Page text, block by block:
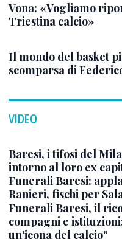
Vona: «Vogliamo
Triestina calcio»
Il mondo del basket
scomparsa di
VIDEO
Baresi, i tifosi del
intorno al loro ex
Funerali Baresi:
Ranieri, fischi per
Funerali Baresi, il
compagni e
un'icona del calcio"